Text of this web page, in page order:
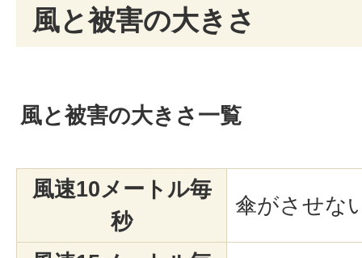
風と被害の大きさ
風と被害の大きさ一覧
風速10メートル毎
秒
傘がさせな